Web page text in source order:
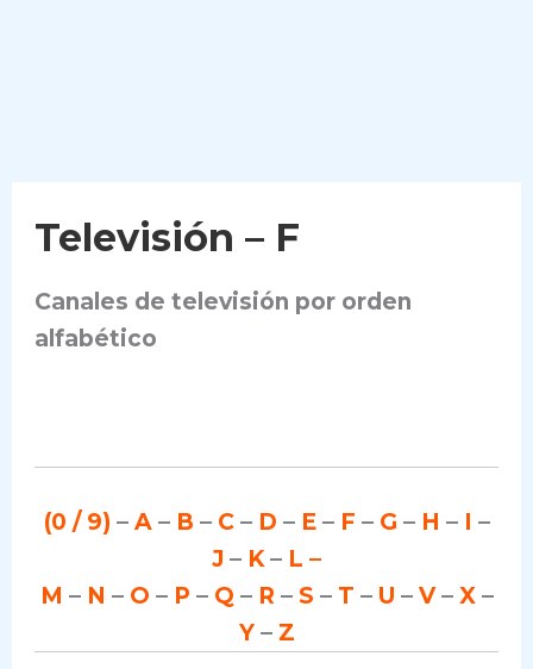
Televisión – F
Canales de televisión por orden
alfabético
(0 / 9) – A – B – C – D – E – F – G – H – I –
J – K– L –
M – N – O – P – Q – R – S – T – U – V– X –
Y – Z